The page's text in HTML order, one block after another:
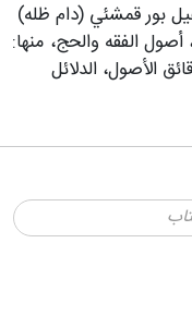
بور قمشئي (دام ظله)
أصول الفقه والحج، منها:
الأصول، الدلائل